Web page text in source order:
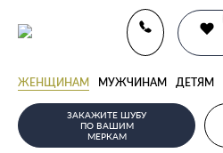
ЖЕНЩИНАМ МУЖЧИНАМ ДЕТЯМ
ЗАКАЖИТЕ ШУБУ
ПО ВАШИМ
МЕРКАМ